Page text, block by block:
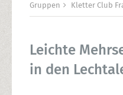
Gruppen Kletter Club
Leichte
in den